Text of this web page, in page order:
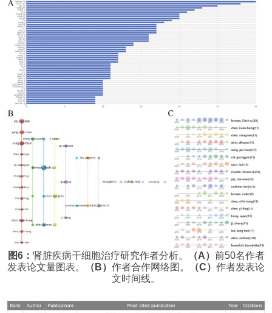
图6： 肾脏疾病干细胞治疗研究作者分析。 （A） 前50名作者
发表论文量图表。
（B） 作者合作网络图。 （C） 作者发表论
文时间线。